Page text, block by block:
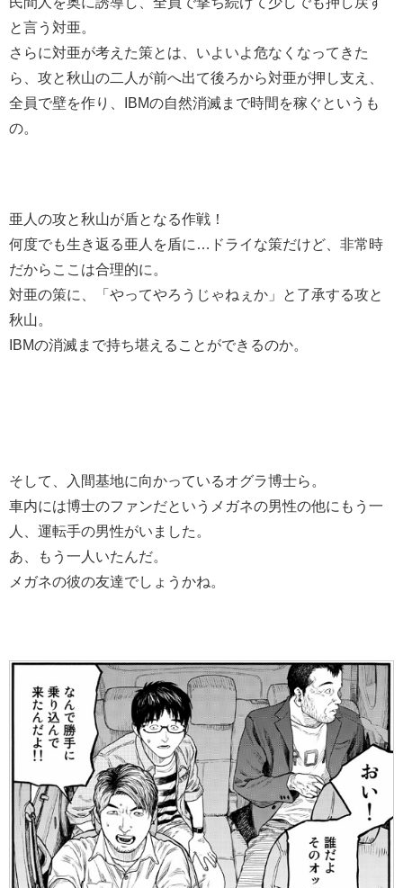
と言う対亜。
さらに対亜が考えた策とは、いよいよ危なくなってきた
ら、攻と秋山の二人が前へ出て後ろから対亜が押し支え、
全員で壁を作り、IBMの自然消滅まで時間を稼ぐというも
の。
亜人の攻と秋山が盾となる作戦！
何度でも生き返る亜人を盾に…ドライな策だけど、非常時
だからここは合理的に。
対亜の策に、「やってやろうじゃねぇか」と了承する攻と
秋山。
IBMの消滅まで持ち堪えることができるのか。
そして、入間基地に向かっているオグラ博士ら。
車内には博士のファンだというメガネの男性の他にもう一
人、運転手の男性がいました。
あ、もう一人いたんだ。
メガネの彼の友達でしょうかね。